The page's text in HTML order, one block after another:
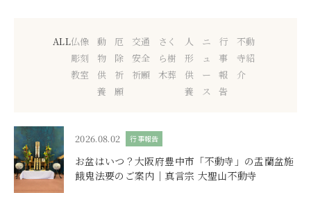
ALL仏像
彫刻
教室
動
物
供
養
厄
除
祈
願
交通
安全
祈願
さく
ら樹
木葬
人
形
供
養
ニ
ュ
ー
ス
行
事
報
告
不動
寺紹
介
2026.08.02 行事報告
お盆はいつ？大阪府豊中市「不動寺」の盂蘭盆施
餓鬼法要のご案内｜真言宗 大聖山不動寺